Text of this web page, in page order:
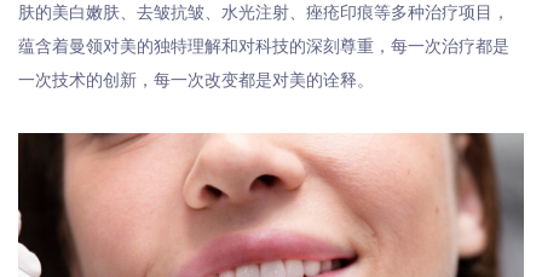
肤的美白嫩肤、去皱抗皱、水光注射、痤疮印痕等多种治疗项目，
蕴含着曼领对美的独特理解和对科技的深刻尊重，每一次治疗都是
一次技术的创新，每一次改变都是对美的诠释。